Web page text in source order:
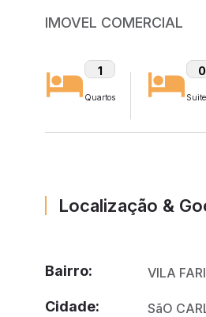
IMOVEL COMERCIAL
1
Quartos
0
Suite
Localização &
Bairro: VILA
Cidade: SãO